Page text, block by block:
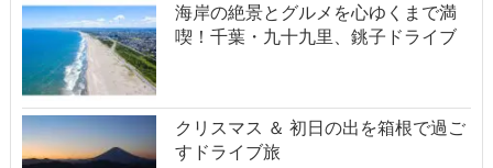
海岸の絶景とグルメを心ゆくまで満
喫！千葉・九十九里、銚子ドライブ
クリスマス ＆ 初日の出を箱根で過ご
すドライブ旅